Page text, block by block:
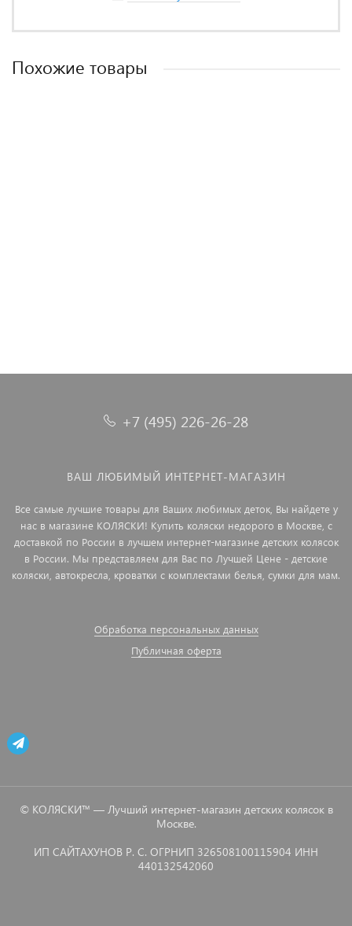
Похожие товары
+7 (495) 226-26-28
ВАШ ЛЮБИМЫЙ ИНТЕРНЕТ-МАГАЗИН
Все самые лучшие товары для Ваших любимых деток, Вы найдете у
нас в магазине КОЛЯСКИ! Купить коляски недорого в Москве, с
доставкой по России в лучшем интернет-магазине детских колясок
в России. Мы представляем для Вас по Лучшей Цене - детские
коляски, автокресла, кроватки с комплектами белья, сумки для мам.
Обработка персональных данных
Публичная оферта
© КОЛЯСКИ™ — Лучший интернет-магазин детских колясок в
Москве.
ИП САЙТАХУНОВ Р. С. ОГРНИП 326508100115904 ИНН
440132542060